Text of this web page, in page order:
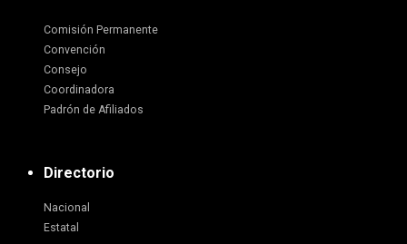
Comisión Permanente
Convención
Consejo
Coordinadora
Padrón de Afiliados
Directorio
Nacional
Estatal